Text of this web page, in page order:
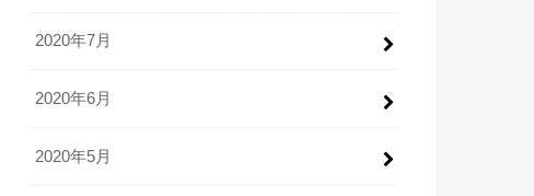
2020年7月
2020年6月
2020年5月